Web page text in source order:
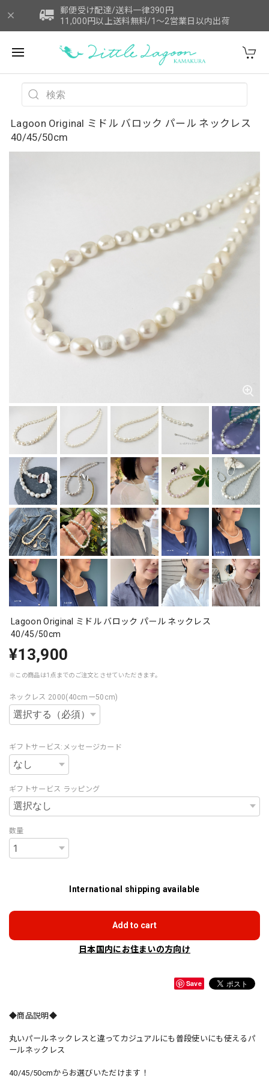
郵便受け配達/送料一律390円
11,000円以上送料無料/1～2営業日以内出荷
Lagoon Original ミドル バロック パール ネックレス
40/45/50cm
Lagoon Original ミドル バロック パール ネックレス
40/45/50cm
¥13,900
※この商品は1点までのご注文とさせていただきます。
ネックレス 2000(40cmー50cm)
ギフトサービス:メッセージカード
ギフトサービス ラッピング
数量
International shipping available
Add to cart
日本国内にお住まいの方向け
Save
◆商品説明◆
丸いパールネックレスと違ってカジュアルにも普段使いにも使えるパ
ールネックレス
40/45/50cmからお選びいただけます！